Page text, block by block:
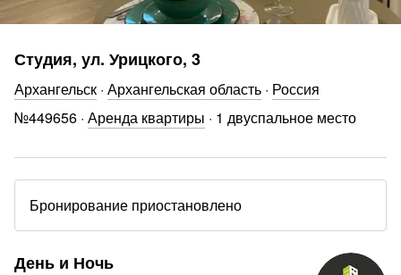
Студия, ул. Урицкого, 3
Архангельск · Архангельская область · Россия
№449656 · Аренда квартиры · 1 двуспальное место
Бронирование приостановлено
День и Ночь